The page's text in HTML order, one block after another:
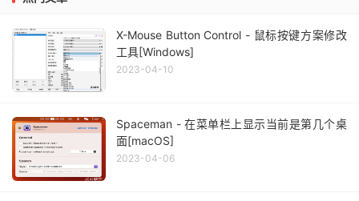
X-Mouse Button Control - 鼠标按键方案修改
工具[Windows]
2023-04-10
Spaceman - 在菜单栏上显示当前是第几个桌
面[macOS]
2023-04-06